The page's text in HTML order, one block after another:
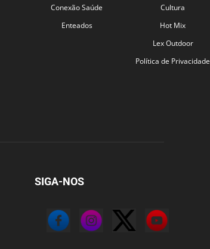
Conexão Saúde
Enteados
Cultura
Hot Mix
Lex Outdoor
Política de Privacidade
SIGA-NOS